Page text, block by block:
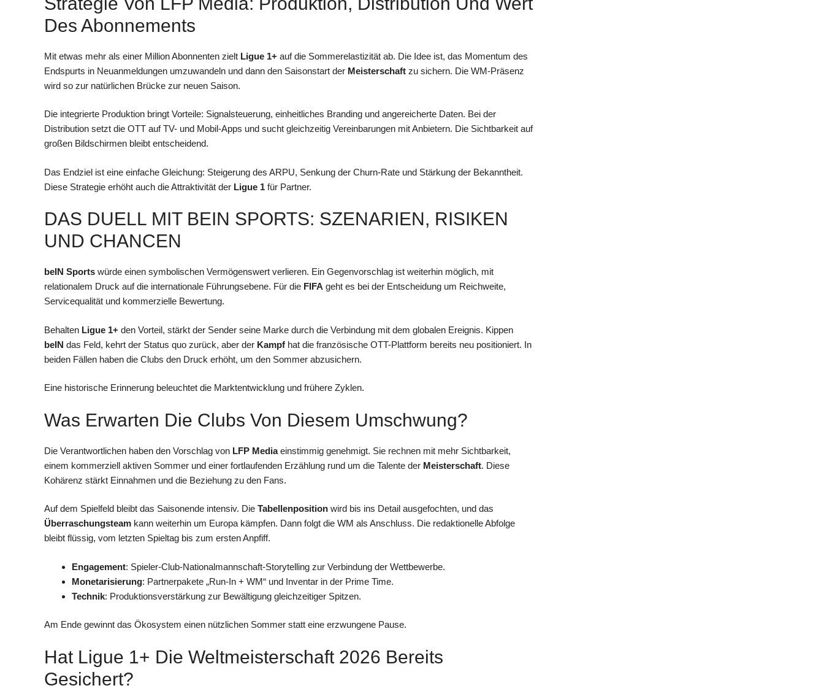
Des Abonnements
Mit etwas mehr als einer Million Abonnenten zielt Ligue 1+ auf die Sommerelastizität ab. Die Idee ist, das Momentum des
Endspurts in Neuanmeldungen umzuwandeln und dann den Saisonstart der Meisterschaft zu sichern. Die WM-Präsenz
wird so zur natürlichen Brücke zur neuen Saison.
Die integrierte Produktion bringt Vorteile: Signalsteuerung, einheitliches Branding und angereicherte Daten. Bei der
Distribution setzt die OTT auf TV- und Mobil-Apps und sucht gleichzeitig Vereinbarungen mit Anbietern. Die Sichtbarkeit auf
großen Bildschirmen bleibt entscheidend.
Das Endziel ist eine einfache Gleichung: Steigerung des ARPU, Senkung der Churn-Rate und Stärkung der Bekanntheit.
Diese Strategie erhöht auch die Attraktivität der Ligue 1 für Partner.
DAS DUELL MIT BEIN SPORTS: SZENARIEN, RISIKEN
UND CHANCEN
beIN Sports würde einen symbolischen Vermögenswert verlieren. Ein Gegenvorschlag ist weiterhin möglich, mit
relationalem Druck auf die internationale Führungsebene. Für die FIFA geht es bei der Entscheidung um Reichweite,
Servicequalität und kommerzielle Bewertung.
Behalten Ligue 1+ den Vorteil, stärkt der Sender seine Marke durch die Verbindung mit dem globalen Ereignis. Kippen
beIN das Feld, kehrt der Status quo zurück, aber der Kampf hat die französische OTT-Plattform bereits neu positioniert. In
beiden Fällen haben die Clubs den Druck erhöht, um den Sommer abzusichern.
Eine historische Erinnerung beleuchtet die Marktentwicklung und frühere Zyklen.
Was Erwarten Die Clubs Von Diesem Umschwung?
Die Verantwortlichen haben den Vorschlag von LFP Mediaeinstimmig genehmigt. Sie rechnen mit mehr Sichtbarkeit,
einem kommerziell aktiven Sommer und einer fortlaufenden Erzählung rund um die Talente der Meisterschaft. Diese
Kohärenz stärkt Einnahmen und die Beziehung zu den Fans.
Auf dem Spielfeld bleibt das Saisonende intensiv. Die Tabellenposition wird bis ins Detail ausgefochten, und das
Überraschungsteam kann weiterhin um Europa kämpfen. Dann folgt die WM als Anschluss. Die redaktionelle Abfolge
bleibt flüssig, vom letzten Spieltag bis zum ersten Anpfiff.
Engagement: Spieler-Club-Nationalmannschaft-Storytelling zur Verbindung der Wettbewerbe.
Monetarisierung: Partnerpakete „Run-In + WM“ und Inventar in der Prime Time.
Technik: Produktionsverstärkung zur Bewältigung gleichzeitiger Spitzen.
Am Ende gewinnt das Ökosystem einen nützlichen Sommer statt eine erzwungene Pause.
Hat Ligue 1+ Die Weltmeisterschaft 2026 Bereits
Gesichert?